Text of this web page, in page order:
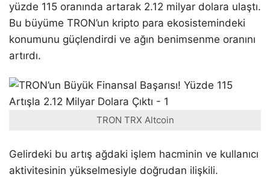
yüzde 115 oranında artarak 2.12 milyar dolara ulaştı.
Bu büyüme TRON’un kripto para ekosistemindeki
konumunu güçlendirdi ve ağın benimsenme oranını
artırdı.​
TRON TRX Altcoin
Gelirdeki bu artış ağdaki işlem hacminin ve kullanıcı
aktivitesinin yükselmesiyle doğrudan ilişkili.